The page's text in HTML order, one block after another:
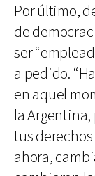
Por último,
de
ser
a pedido.
en aquel
la
tus
ahora,